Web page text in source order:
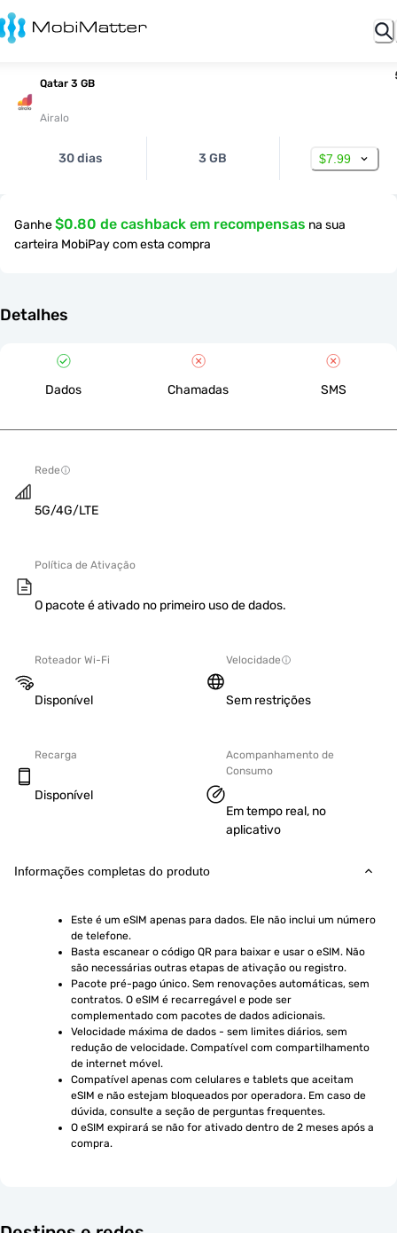
Qatar 3 GB
Airalo
30 dias 3 GB $7.99
Ganhe$0.80 de cashback em recompensas na sua
carteira MobiPay com esta compra
Detalhes
Dados Chamadas SMS
Rede
5G/4G/LTE
Política de Ativação
O pacote é ativado no primeiro uso de dados.
Roteador Wi-Fi
Disponível
Velocidade
Sem restrições
Recarga
Disponível
Acompanhamento de
Consumo
Em tempo real, no
aplicativo
Informações completas do produto
Este é um eSIM apenas para dados. Ele não inclui um número
de telefone.
Basta escanear o código QR para baixar e usar o eSIM. Não
são necessárias outras etapas de ativação ou registro.
Pacote pré-pago único. Sem renovações automáticas, sem
contratos. O eSIM é recarregável e pode ser
complementado com pacotes de dados adicionais.
Velocidade máxima de dados - sem limites diários, sem
redução de velocidade. Compatível com compartilhamento
de internet móvel.
Compatível apenas com celulares e tablets que aceitam
eSIM e não estejam bloqueados por operadora. Em caso de
dúvida, consulte a seção de perguntas frequentes.
O eSIM expirará se não for ativado dentro de 2 meses após a
compra.